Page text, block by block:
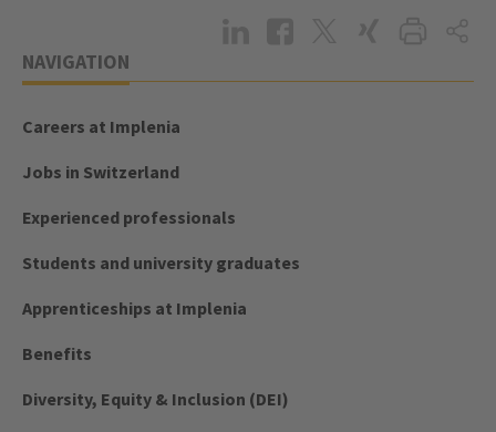
NAVIGATION
Careers at Implenia
Jobs in Switzerland
Experienced professionals
Students and university graduates
Apprenticeships at Implenia
Benefits
Diversity, Equity & Inclusion (DEI)